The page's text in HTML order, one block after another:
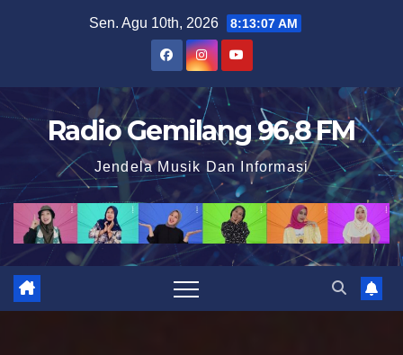
t
o
n
Sen. Agu 10th, 2026 8:13:08 AM
Radio Gemilang 96,8 FM
Jendela Musik Dan Informasi